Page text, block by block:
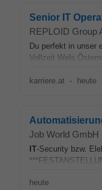
Senior IT
REPLOID Group
Du perfekt in unser
Vollzeit
karriere.at - heute
Job World GmbH
IT-Security bzw.
heute